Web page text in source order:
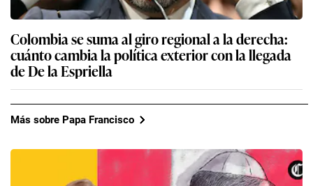
Colombia se suma al giro regional a la derecha:
cuánto cambia la política exterior con la llegada
de De la Espriella
Más sobre Papa Francisco